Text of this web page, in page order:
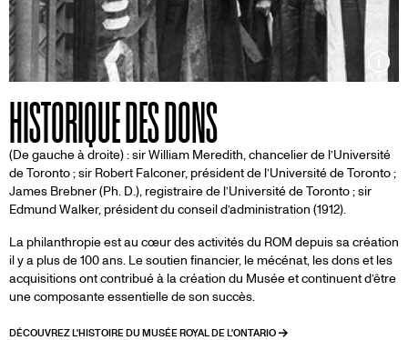
HISTORIQUE DES DONS
(De gauche à droite) : sir William Meredith, chancelier de l’Université
de Toronto ; sir Robert Falconer, président de l’Université de Toronto ;
James Brebner (Ph. D.), registraire de l’Université de Toronto ; sir
Edmund Walker, président du conseil d’administration (1912).
La philanthropie est au cœur des activités du ROM depuis sa création
il y a plus de 100 ans. Le soutien financier, le mécénat, les dons et les
acquisitions ont contribué à la création du Musée et continuent d’être
une composante essentielle de son succès.
DÉCOUVREZ L'HISTOIRE DU MUSÉE ROYAL DE L'ONTARIO